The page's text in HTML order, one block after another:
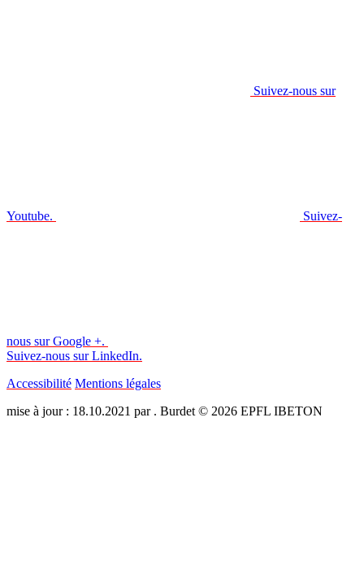
Suivez-nous sur
Youtube. Suivez-
nous sur Google +.
Suivez-nous sur LinkedIn.
Accessibilité Mentions légales
mise à jour : 18.10.2021 par . Burdet © 2026 EPFL IBETON